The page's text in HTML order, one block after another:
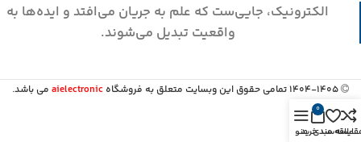
الکترونیک، جایی‌ست که علم به جریان می‌افتد و ایده‌ها به
واقعیت تبدیل می‌شوند.
1404-1405 تمامی حقوق این وبسایت متعلق به فروشگاه aielectronic می باشد.
علاقه مندی
0
سبد خریدمنو